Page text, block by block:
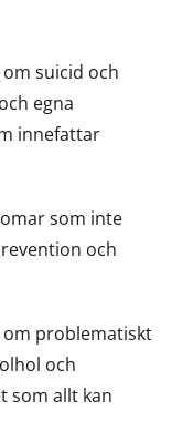
suicid och
egna
innefattar
som inte
och
problematiskt
och
som allt kan